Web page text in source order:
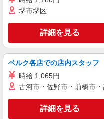
堺市堺区
詳細を見る
ベルク各店での店内スタッフ
時給 1,065円
古河市・佐野市・前橋市
詳細を見る